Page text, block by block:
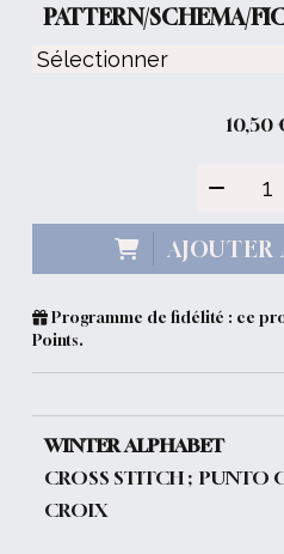
PATTERN/SCHEMA/
10,50
AJOUTER
Programme de fidélité : ce
Points.
WINTER ALPHABET
CROSS STITCH ; PUNTO
CROIX